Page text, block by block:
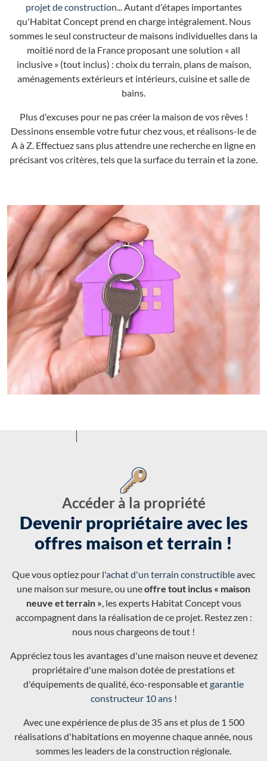
projet de construction... Autant d'étapes importantes
qu'Habitat Concept prend en charge intégralement. Nous
sommes le seul constructeur de maisons individuelles dans la
moitié nord de la France proposant une solution « all
inclusive » (tout inclus) : choix du terrain, plans de maison,
aménagements extérieurs et intérieurs, cuisine et salle de
bains.
Plus d'excuses pour ne pas créer la maison de vos rêves !
Dessinons ensemble votre futur chez vous, et réalisons-le de
A à Z. Effectuez sans plus attendre une recherche en ligne en
précisant vos critères, tels que la surface du terrain et la zone.
Accéder à la propriété
Devenir propriétaire avec les
offres maison et terrain !
Que vous optiez pour l'achat d'un terrain constructibleavec
une maison sur mesure, ou uneoffre tout inclus « maison
neuve et terrain », les experts Habitat Concept vous
accompagnent dans la réalisation de ce projet. Restez zen :
nous nous chargeons de tout !
Appréciez tous les avantages d'une maison neuve et devenez
propriétaire d'une maison dotée de prestations et
d'équipements de qualité, éco-responsable etgarantie
constructeur 10 ans!
Avec une expérience de plus de 35 ans et plus de 1 500
réalisations d'habitations en moyenne chaque année, nous
sommes les leaders de la construction régionale.